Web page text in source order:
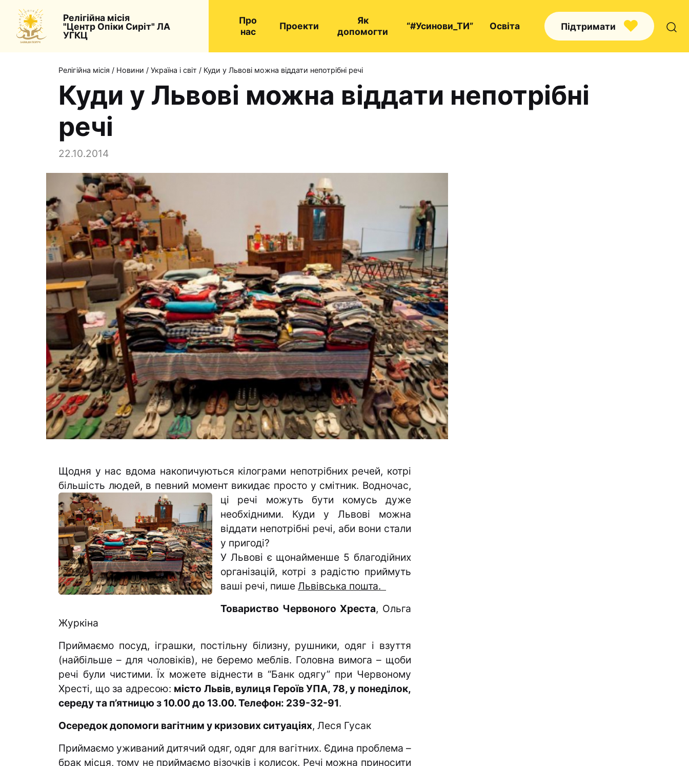
Релігійна місія
"Центр Опіки Сиріт" ЛА
УГКЦ
Про
нас
Проекти
Як
допомогти
“#Усинови_ТИ” Освіта Підтримати
Релігійна місія / Новини / Україна і світ / Куди у Львові можна віддати непотрібні речі
Куди у Львові можна віддати непотрібні
речі
22.10.2014
Щодня у нас вдома накопичуються кілограми непотрібних речей, котрі
більшість людей, в певний момент викидає просто у смітник. Водночас,
ці речі можуть бути комусь дуже
необхідними. Куди у Львові можна
віддати непотрібні речі, аби вони стали
у пригоді?
У Львові є щонайменше 5 благодійних
організацій, котрі з радістю приймуть
ваші речі, пише Львівська пошта.
Товариство Червоного Хреста, Ольга
Журкіна
Приймаємо посуд, іграшки, постільну білизну, рушники, одяг і взуття
(найбільше – для чоловіків), не беремо меблів. Головна вимога – щоби
речі були чистими. Їх можете віднести в “Банк одягу” при Червоному
Хресті, що за адресою: місто Львів, вулиця Героїв УПА, 78, у понеділок,
середу та п’ятницю з 10.00 до 13.00. Телефон: 239-32-91.
Осередок допомоги вагітним у кризових ситуаціях, Леся Гусак
Приймаємо уживаний дитячий одяг, одяг для вагітних. Єдина проблема –
брак місця, тому не приймаємо візочків і колисок. Речі можна приносити